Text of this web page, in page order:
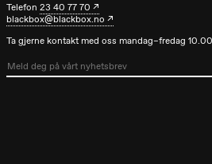
Telefon23 40 77 70
blackbox@blackbox.no
Ta gjerne kontakt med oss mandag–fredag